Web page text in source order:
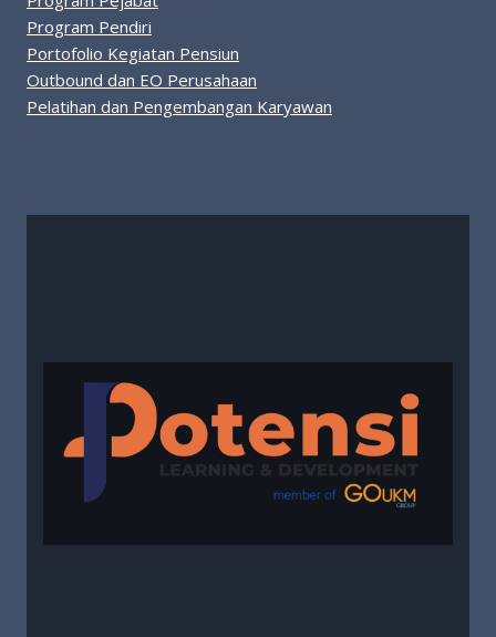
Program Pendiri
Portofolio Kegiatan Pensiun
Outbound dan EO Perusahaan
Pelatihan dan Pengembangan Karyawan